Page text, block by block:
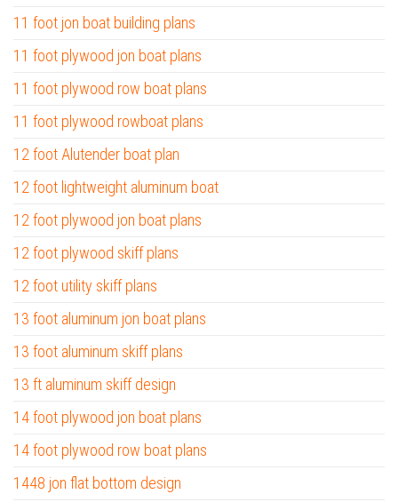
11 foot jon boat building plans
11 foot plywood jon boat plans
11 foot plywood row boat plans
11 foot plywood rowboat plans
12 foot Alutender boat plan
12 foot lightweight aluminum boat
12 foot plywood jon boat plans
12 foot plywood skiff plans
12 foot utility skiff plans
13 foot aluminum jon boat plans
13 foot aluminum skiff plans
13 ft aluminum skiff design
14 foot plywood jon boat plans
14 foot plywood row boat plans
1448 jon flat bottom design